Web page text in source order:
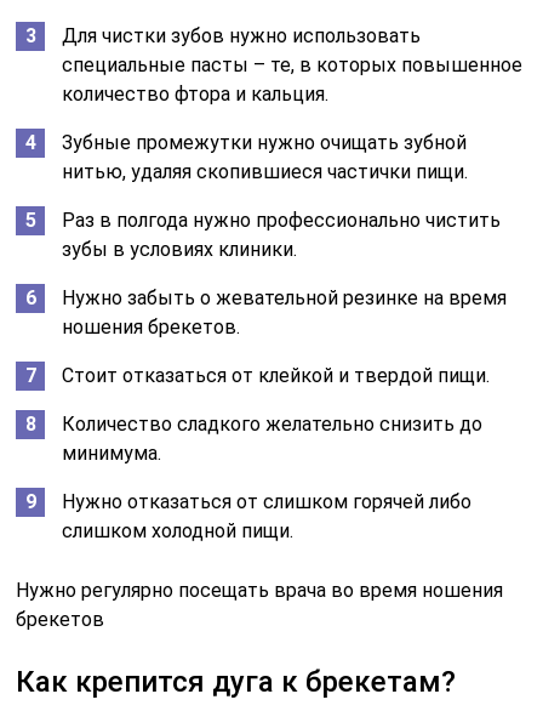
Для чистки зубов нужно использовать
специальные пасты – те, в которых повышенное
количество фтора и кальция.
Зубные промежутки нужно очищать зубной
нитью, удаляя скопившиеся частички пищи.
Раз в полгода нужно профессионально чистить
зубы в условиях клиники.
Нужно забыть о жевательной резинке на время
ношения брекетов.
Стоит отказаться от клейкой и твердой пищи.
Количество сладкого желательно снизить до
минимума.
Нужно отказаться от слишком горячей либо
слишком холодной пищи.
Нужно регулярно посещать врача во время ношения
брекетов
Как крепится дуга к брекетам?